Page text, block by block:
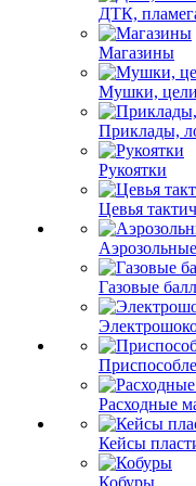
ДТК,
Магазины
Мушки,
Приклады,
Рукоятки
Цевья
Газовые
Расходные
Кейсы
Кобуры